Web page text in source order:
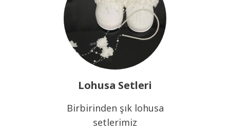
Lohusa Setleri
Birbirinden şık lohusa
setlerimiz